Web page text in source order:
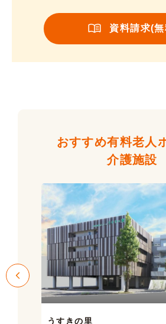
資料請求(無
おすすめ有料老人
介護施設
うすきの里